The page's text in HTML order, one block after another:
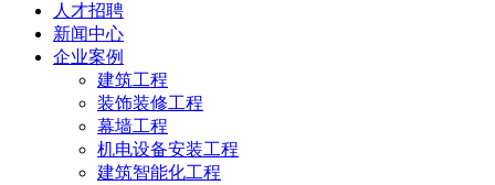
人才招聘
新闻中心
企业案例
建筑工程
装饰装修工程
幕墙工程
机电设备安装工程
建筑智能化工程